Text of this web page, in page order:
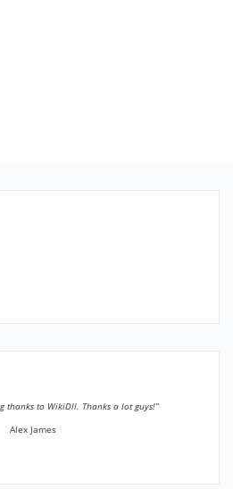
thanks to WikiDll. Thanks a lot guys!”
Alex James